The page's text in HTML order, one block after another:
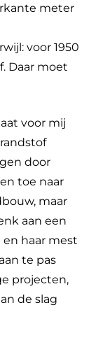
meter
voor 1950
Daar moet
voor mij
door
toe naar
maar
aan een
haar mest
te pas
projecten,
de slag